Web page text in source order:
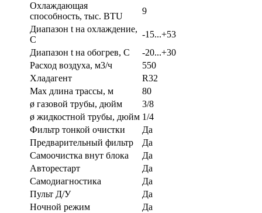
Охлаждающая
способность, тыс. BTU
9
Диапазон t на охлаждение,
С
-15...+53
Диапазон t на обогрев, С
-20...+30
Расход воздуха, м3/ч
550
Хладагент
R32
Max длина трассы, м
80
ø газовой трубы, дюйм
3/8
ø жидкостной трубы, дюйм 1/4
Фильтр тонкой очистки
Да
Предварительный фильтр
Да
Самоочистка внут блока
Да
Авторестарт
Да
Самодиагностика
Да
Пульт Д/У
Да
Ночной режим
Да